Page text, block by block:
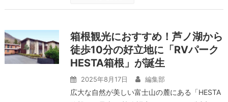
箱根観光におすすめ！芦ノ湖から
徒歩10分の好立地に「RVパーク
HESTA箱根」が誕生
2025年8月17日 編集部
広大な自然が美しい富士山の麓にある「HESTA